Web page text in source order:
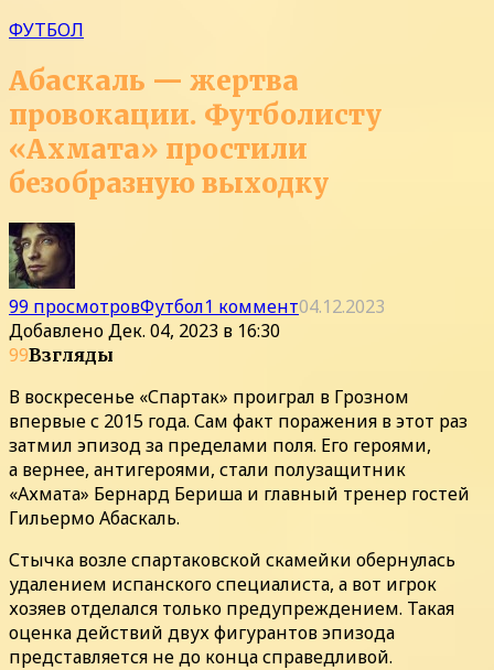
ФУТБОЛ
Абаскаль — жертва
провокации. Футболисту
«Ахмата» простили
безобразную выходку
99 просмотровФутбол1 коммент04.12.2023
ДобавленоДек. 04, 2023 в 16:30
99Взгляды
В воскресенье «Спартак» проиграл в Грозном
впервые с 2015 года. Сам факт поражения в этот раз
затмил эпизод за пределами поля. Его героями,
а вернее, антигероями, стали полузащитник
«Ахмата» Бернард Бериша и главный тренер гостей
Гильермо Абаскаль.
Стычка возле спартаковской скамейки обернулась
удалением испанского специалиста, а вот игрок
хозяев отделался только предупреждением. Такая
оценка действий двух фигурантов эпизода
представляется не до конца справедливой.